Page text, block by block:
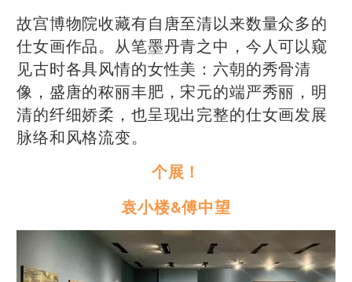
故宫博物院收藏有自唐至清以来数量众多的
仕女画作品。从笔墨丹青之中，今人可以窥
见古时各具风情的女性美：六朝的秀骨清
像，盛唐的秾丽丰肥，宋元的端严秀丽，明
清的纤细娇柔，也呈现出完整的仕女画发展
脉络和风格流变。
个展！
袁小楼&傅中望